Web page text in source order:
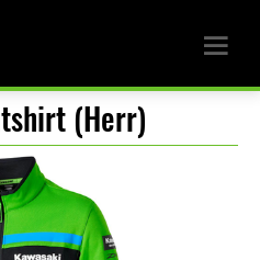
(Herr)